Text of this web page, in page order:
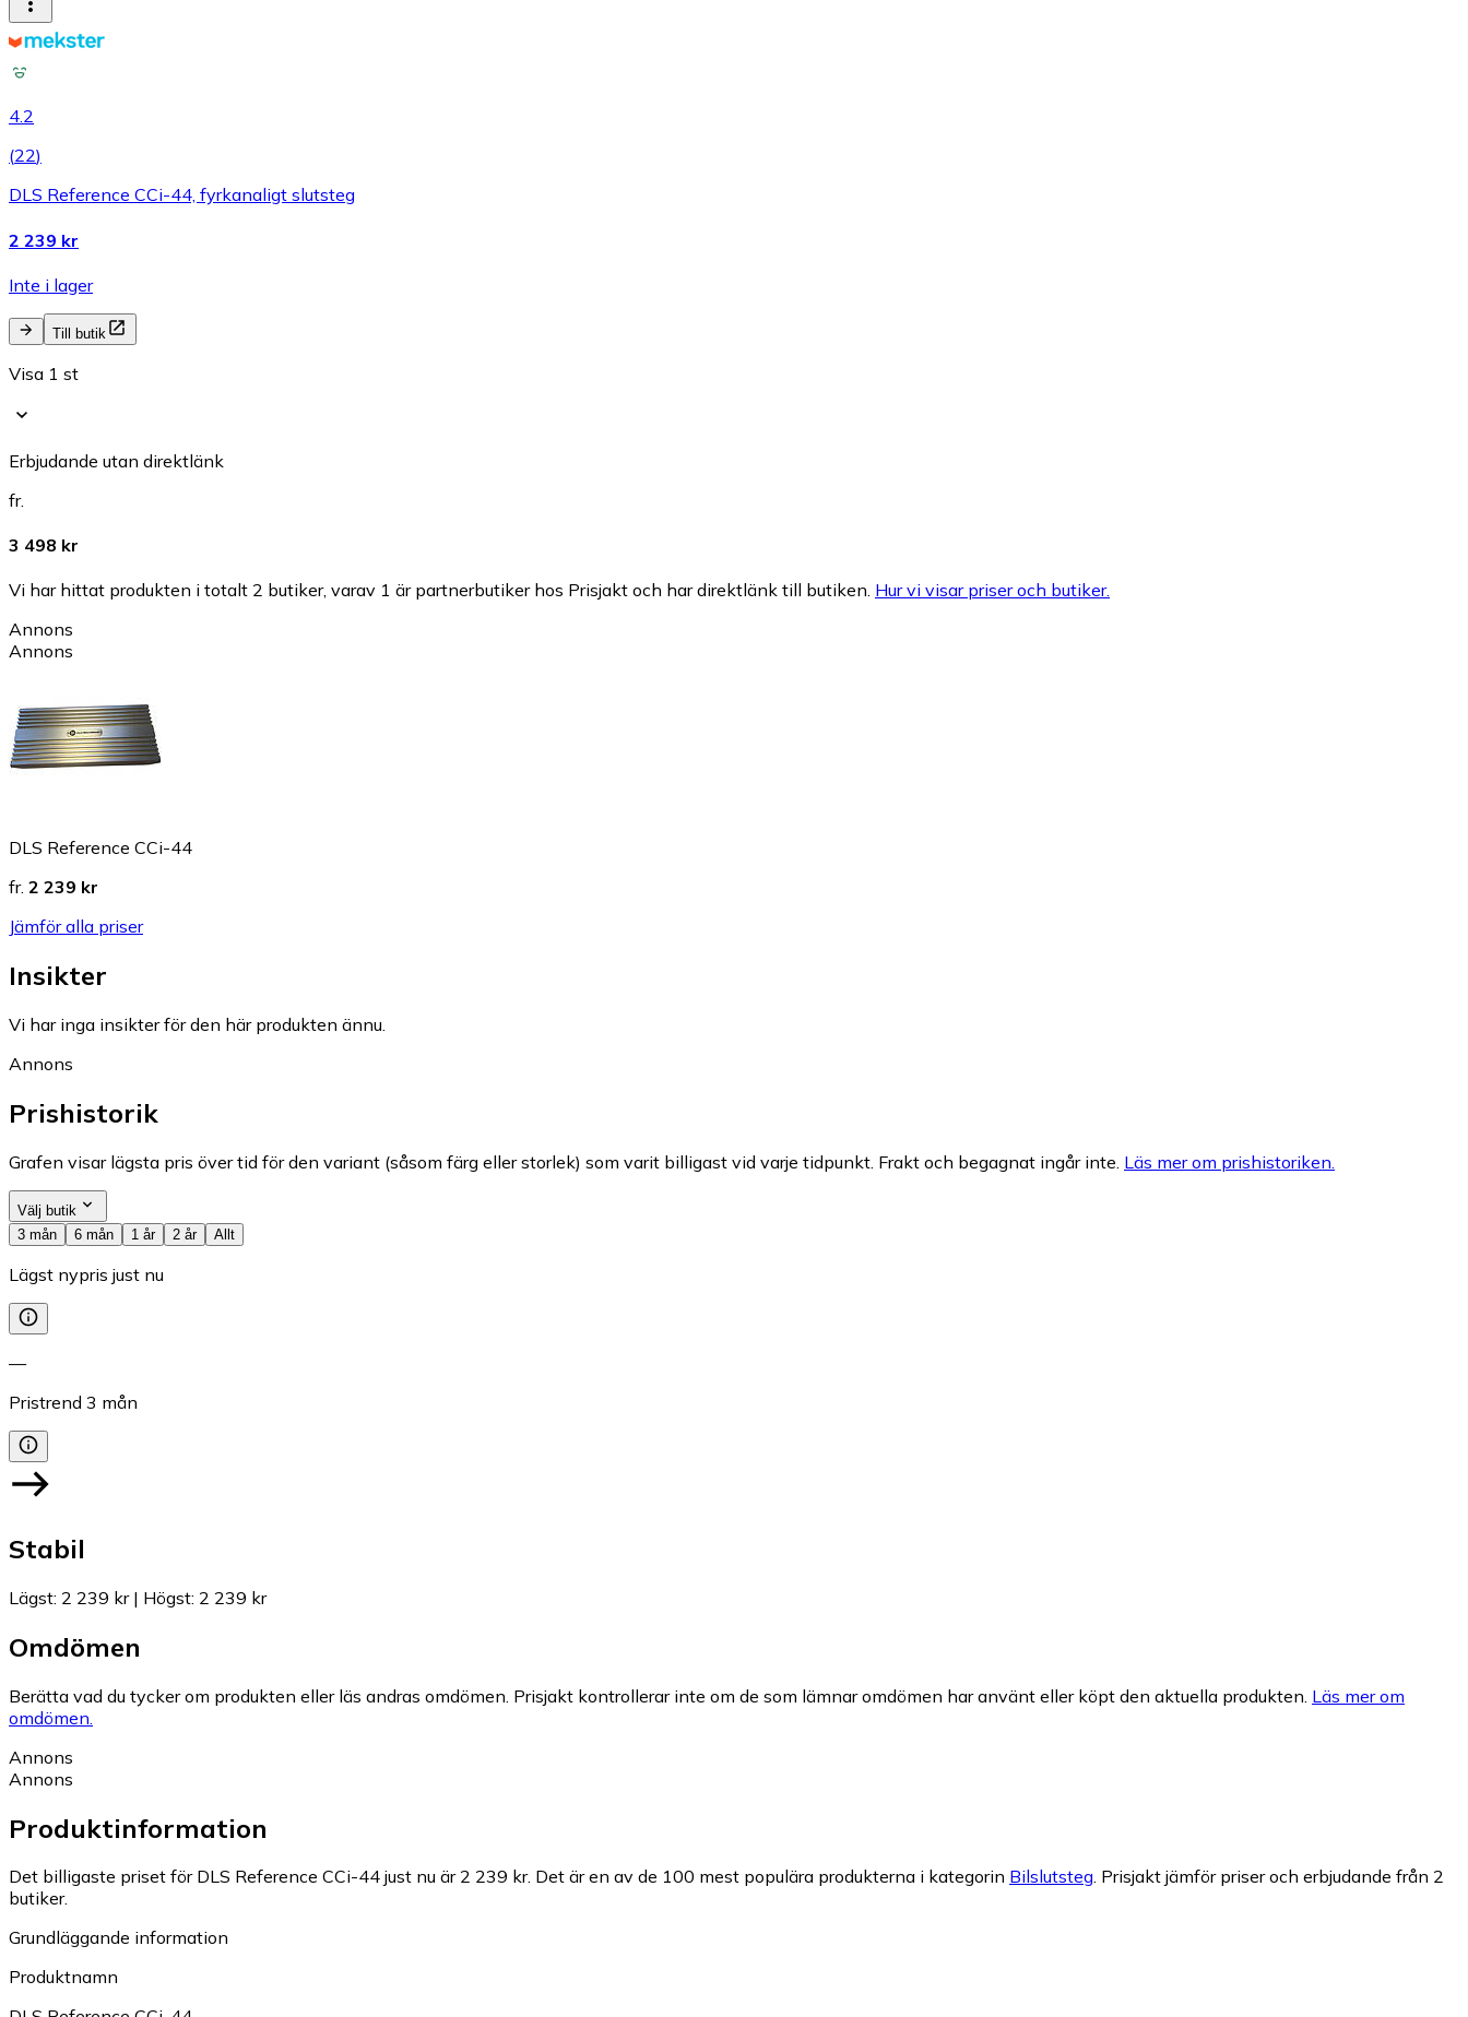
4.2
(22)
DLS Reference CCi-44, fyrkanaligt slutsteg
2 239 kr
Inte i lager
Till butik
Visa 1 st
Erbjudande utan direktlänk
fr.
3 498 kr
Vi har hittat produkten i totalt 2 butiker, varav 1 är partnerbutiker hos Prisjakt och har direktlänk till butiken. Hur vi visar priser och butiker.
Annons
Annons
DLS Reference CCi-44
fr. 2 239 kr
Jämför alla priser
Insikter
Vi har inga insikter för den här produkten ännu.
Annons
Prishistorik
Grafen visar lägsta pris över tid för den variant (såsom färg eller storlek) som varit billigast vid varje tidpunkt. Frakt och begagnat ingår inte. Läs mer om prishistoriken.
Välj butik
3 mån
6 mån 1 år 2 år Allt
Lägst nypris just nu
—
Pristrend 3 mån
Stabil
Lägst: 2 239 kr| Högst: 2 239 kr
Omdömen
Berätta vad du tycker om produkten eller läs andras omdömen. Prisjakt kontrollerar inte om de som lämnar omdömen har använt eller köpt den aktuella produkten. Läs mer om
omdömen.
Annons
Annons
Produktinformation
Det billigaste priset för DLS Reference CCi-44 just nu är 2 239 kr. Det är en av de 100 mest populära produkterna i kategorin Bilslutsteg. Prisjakt jämför priser och erbjudande från 2
butiker.
Grundläggande information
Produktnamn